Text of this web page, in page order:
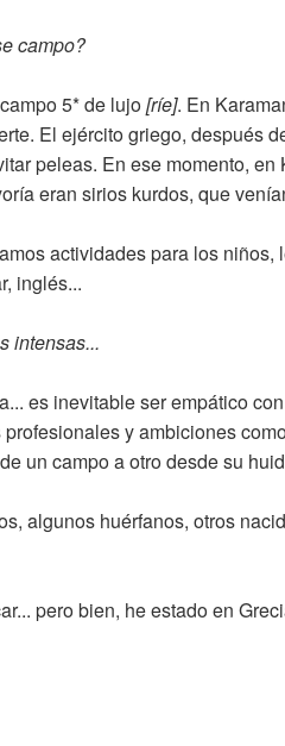
campo?
5* de lujo[ríe]. En
El ejército griego, después
peleas. En ese momento,
eran sirios kurdos, que
actividades para los
inglés...
intensas...
es inevitable ser empático
y ambiciones
un campo a otro desde su
algunos huérfanos, otros
pero bien, he estado en